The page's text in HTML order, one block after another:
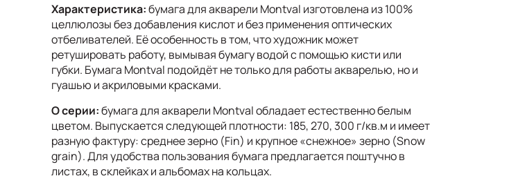
Характеристика:бумага для акварели Montval изготовлена из 100%
целлюлозы без добавления кислот и без применения оптических
отбеливателей. Её особенность в том, что художник может
ретушировать работу, вымывая бумагу водой с помощью кисти или
губки. Бумага Montval подойдёт не только для работы акварелью, но и
гуашью и акриловыми красками.
О серии:бумага для акварели Montval обладает естественно белым
цветом. Выпускается следующей плотности: 185, 270, 300 г/кв.м и имеет
разную фактуру: среднее зерно (Fin) и крупное «снежное» зерно (Snow
grain). Для удобства пользования бумага предлагается поштучно в
листах, в склейках и альбомах на кольцах.